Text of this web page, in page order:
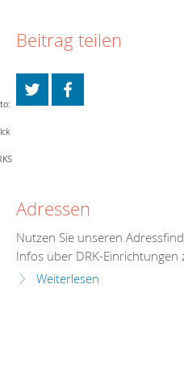
Beitrag teilen
Adressen
Nutzen Sie unseren
Infos über DRK-Einrichtungen
Weiterlesen